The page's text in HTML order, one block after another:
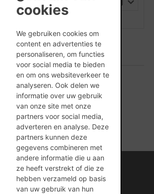
cookies
We gebruiken cookies om
content en advertenties te
personaliseren, om functies
voor social media te bieden
en om ons websiteverkeer te
analyseren. Ook delen we
informatie over uw gebruik
van onze site met onze
partners voor social media,
adverteren en analyse. Deze
partners kunnen deze
gegevens combineren met
andere informatie die u aan
ze heeft verstrekt of die ze
hebben verzameld op basis
van uw gebruik van hun
P
L
(min. hoeveelheid is 1 Stuks)
1 producten gevonden
Internationale kennis en ervaring
Professionele naverkoopservice